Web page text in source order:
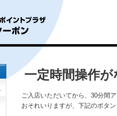
一定時間操作
ご入店いただいてから、30分間
おそれいりますが、下記のボタ